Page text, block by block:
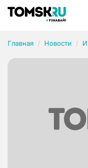
Главная Новости